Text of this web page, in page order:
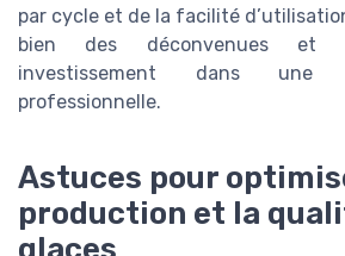
par cycle et de la facilité
bien des déconvenues et
investissement dans une
professionnelle.
Astuces pour
production et la
glaces